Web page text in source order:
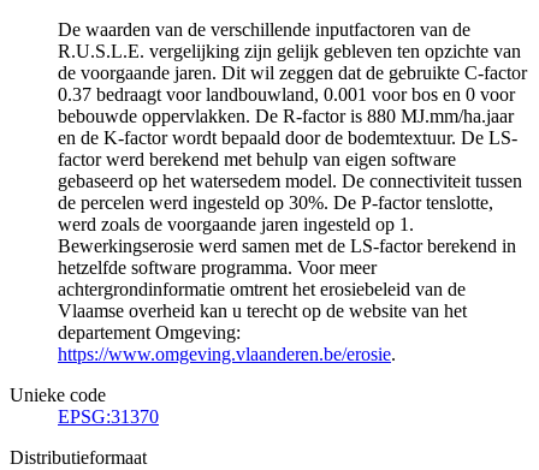
De waarden van de verschillende inputfactoren van de
R.U.S.L.E. vergelijking zijn gelijk gebleven ten opzichte van
de voorgaande jaren. Dit wil zeggen dat de gebruikte C-factor
0.37 bedraagt voor landbouwland, 0.001 voor bos en 0 voor
bebouwde oppervlakken. De R-factor is 880 MJ.mm/ha.jaar
en de K-factor wordt bepaald door de bodemtextuur. De LS-
factor werd berekend met behulp van eigen software
gebaseerd op het watersedem model. De connectiviteit tussen
de percelen werd ingesteld op 30%. De P-factor tenslotte,
werd zoals de voorgaande jaren ingesteld op 1.
Bewerkingserosie werd samen met de LS-factor berekend in
hetzelfde software programma. Voor meer
achtergrondinformatie omtrent het erosiebeleid van de
Vlaamse overheid kan u terecht op de website van het
departement Omgeving:
https://www.omgeving.vlaanderen.be/erosie.
Unieke code
EPSG:31370
Distributieformaat